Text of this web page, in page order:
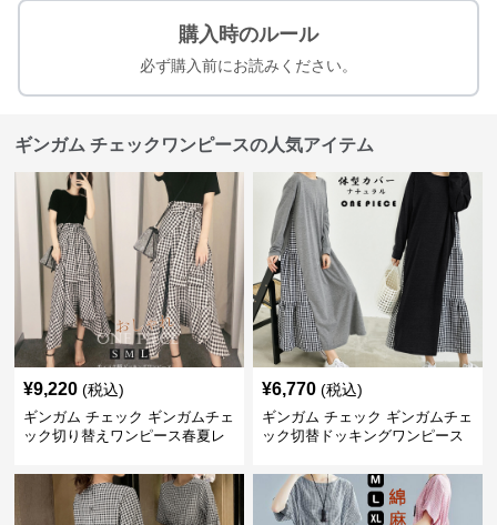
購入時のルール
必ず購入前にお読みください。
ギンガム チェックワンピースの人気アイテム
¥9,220 (税込)
ギンガム チェック ギンガムチェ
ック切り替えワンピース春夏レ
¥6,770 (税込)
ギンガム チェック ギンガムチェ
ック切替ドッキングワンピース